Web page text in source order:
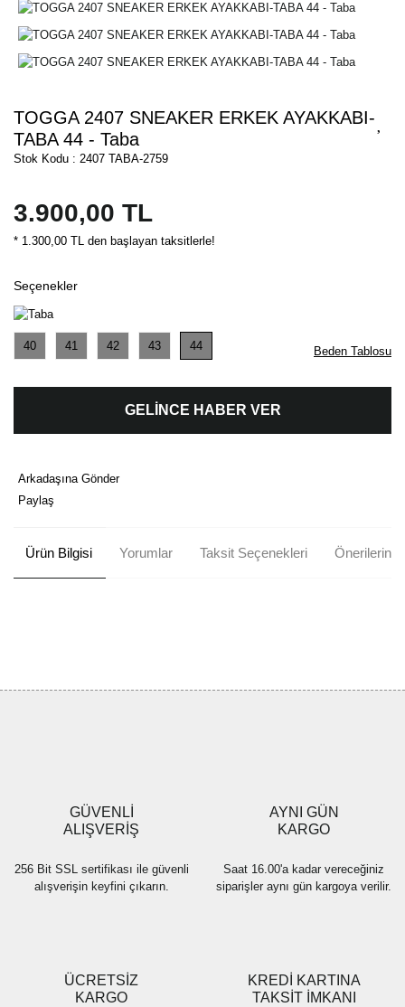
TOGGA 2407 SNEAKER ERKEK AYAKKABI-
TABA 44 - Taba
Stok Kodu : 2407 TABA-2759
3.900,00 TL
* 1.300,00 TL den başlayan taksitlerle!
Seçenekler
40 41 42 43 44 Beden Tablosu
GELİNCE HABER VER
Arkadaşına Gönder
Paylaş
Ürün Bilgisi Yorumlar Taksit Seçenekleri Önerileriniz
Ürün fiyatı diğer sitelerden daha pahalı.
Bu ürüne benzer farklı alternatifler olmalı.
GÜVENLİ
ALIŞVERİŞ
256 Bit SSL sertifikası ile güvenli
alışverişin keyfini çıkarın.
AYNI GÜN
KARGO
Saat 16.00'a kadar vereceğiniz
siparişler aynı gün kargoya verilir.
ÜCRETSİZ
KARGO
KREDİ KARTINA
TAKSİT İMKANI